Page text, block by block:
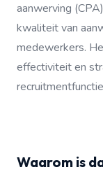
aanwerving
kwaliteit van
medewerkers.
effectiviteit en
Waarom is